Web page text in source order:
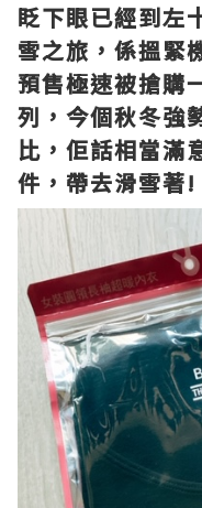
眨下眼已經到左
雪之旅，係搵緊
預售極速被搶購
列，今個秋冬強
比，佢話相當滿
件，帶去滑雪著!